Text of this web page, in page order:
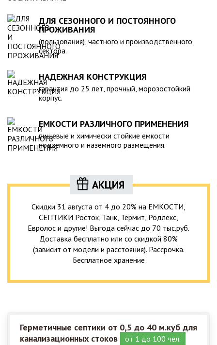
ДЛЯ СЕЗОННОГО И ПОСТОЯННОГО
ПРОЖИВАНИЯ
(пользования), частного и производственного
сектора.
НАДЕЖНАЯ КОНСТРУКЦИЯ
гарантия до 25 лет, прочный, морозостойкий
корпус.
ЕМКОСТИ РАЗЛИЧНОГО ПРИМЕНЕНИЯ
пищевые и химически стойкие емкости
подземного и наземного размещения.
АКЦИЯ
Скидки 31 августа от 4 до 20% на ЕМКОСТИ,
СЕПТИКИ Росток, Танк, Термит, Родлекс,
Евролос и другие! Выгода сейчас до 70 тыс.руб.
Доставка бесплатно или со скидкой 80%
(зависит от модели и расстояния). Рассрочка.
Бесплатное хранение
Герметичные септики от 0,5 до 40 м.куб для
канализационных стоков
от 1 до 100 чел.